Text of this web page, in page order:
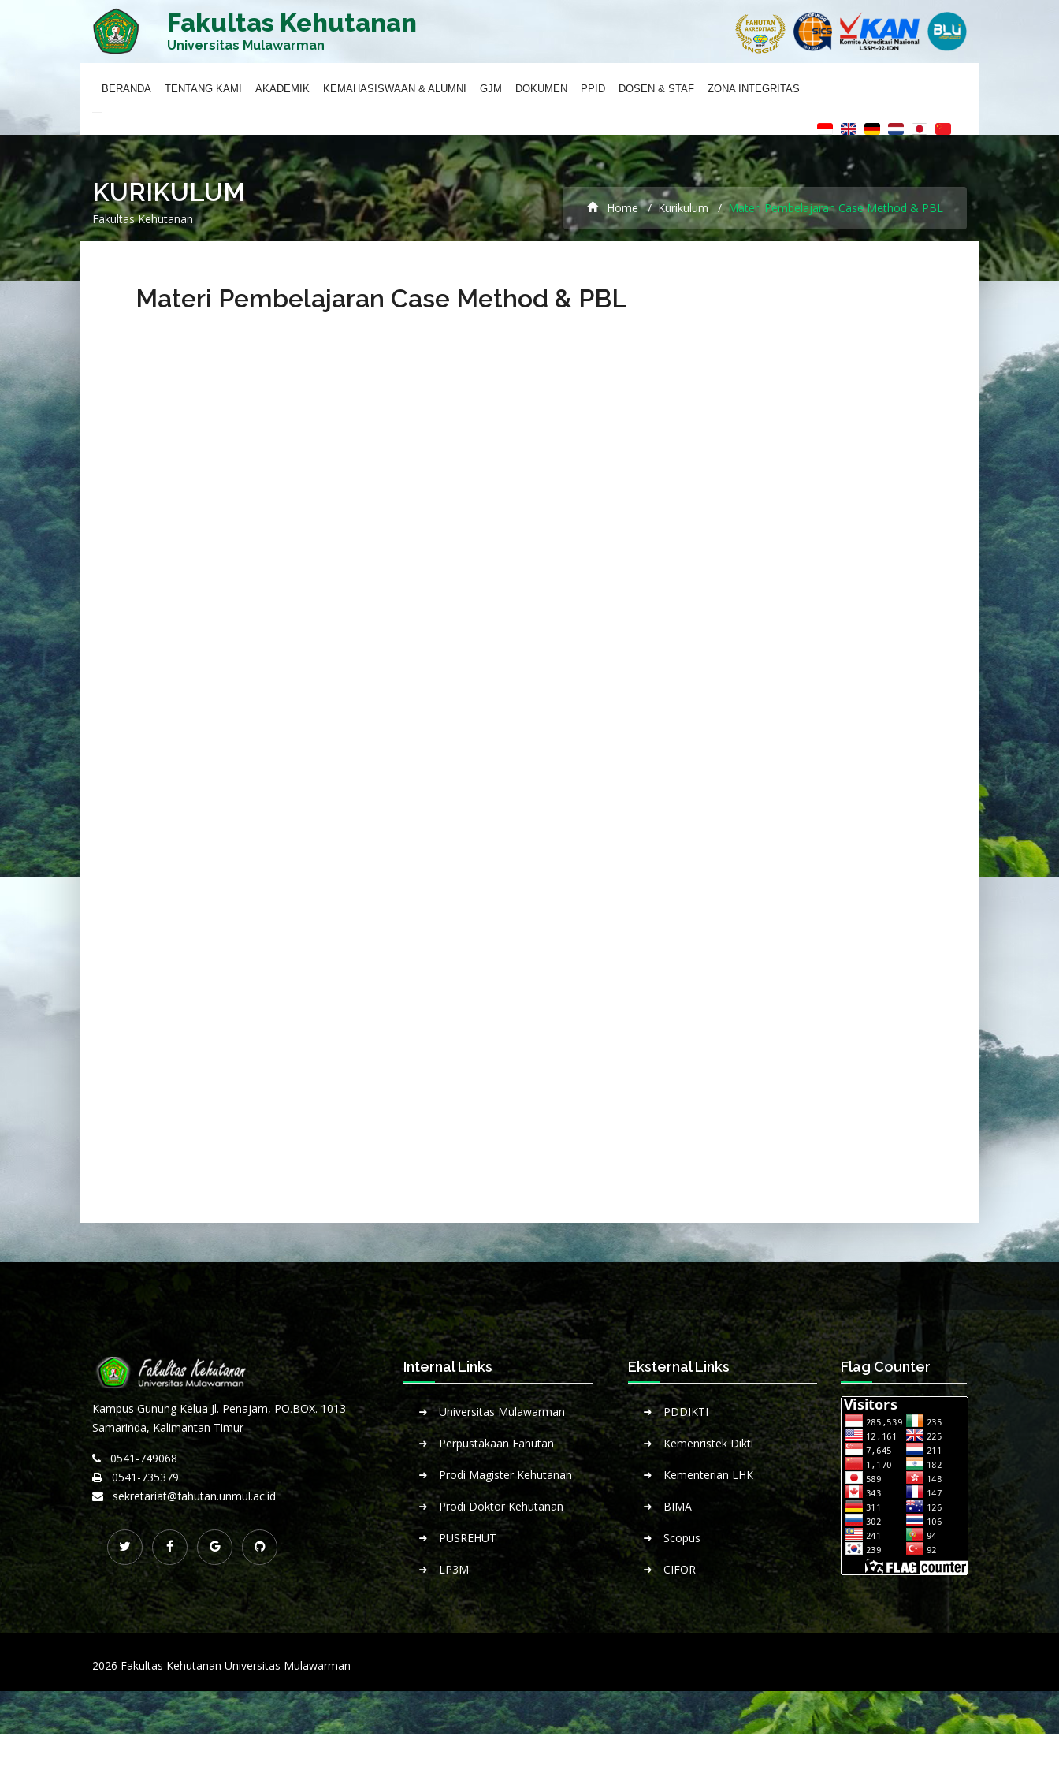
Fakultas Kehutanan
Universitas Mulawarman
BERANDA TENTANG KAMI AKADEMIK KEMAHASISWAAN & ALUMNI GJM DOKUMEN PPID DOSEN & STAF ZONA INTEGRITAS
KURIKULUM
Fakultas Kehutanan
Home Kurikulum Materi Pembelajaran Case Method & PBL
Materi Pembelajaran Case Method & PBL
Kampus Gunung Kelua Jl. Penajam, PO.BOX. 1013
Samarinda, Kalimantan Timur
0541-749068
0541-735379
sekretariat@fahutan.unmul.ac.id
Internal Links
Universitas Mulawarman
Perpustakaan Fahutan
Prodi Magister Kehutanan
Prodi Doktor Kehutanan
PUSREHUT
LP3M
Eksternal Links
PDDIKTI
Kemenristek Dikti
Kementerian LHK
BIMA
Scopus
CIFOR
Flag Counter
2026 Fakultas Kehutanan Universitas Mulawarman